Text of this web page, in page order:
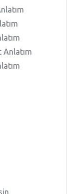
Anlatım